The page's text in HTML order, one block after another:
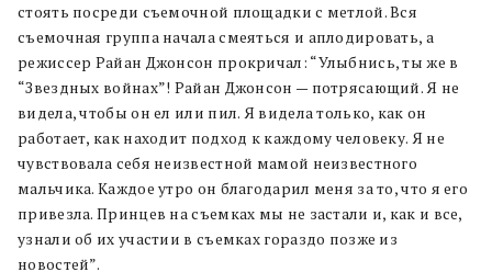
стоять посреди съемочной площадки с метлой. Вся
съемочная группа начала смеяться и аплодировать, а
режиссер Райан Джонсон прокричал: “Улыбнись, ты же в
“Звездных войнах”! Райан Джонсон — потрясающий. Я не
видела, чтобы он ел или пил. Я видела только, как он
работает, как находит подход к каждому человеку. Я не
чувствовала себя неизвестной мамой неизвестного
мальчика. Каждое утро он благодарил меня за то, что я его
привезла. Принцев на съемках мы не застали и, как и все,
узнали об их участии в съемках гораздо позже из
новостей”.